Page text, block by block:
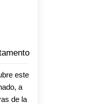
este
a
de la